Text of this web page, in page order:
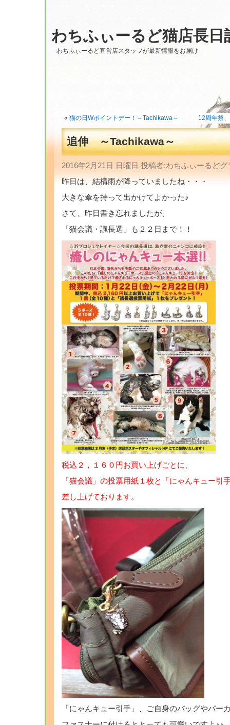
わちふぃーるど猫店長日
わちふぃーるど直営店スタッフが最新情報をお届け
« 猫の日Wポイントデー！～Tachikawa～ 12周年祭
追伸 ～Tachikawa～
2016年2月21日 日曜日 投稿者:わちふぃーるど
昨日は、結構雨が降っていましたね・・・
大きな傘を持って出かけてよかった♪
さて、昨日書き忘れましたが、
「猫会議・議長選」も２２日まで！！
税込２，１６０円お買い上げごとに
「猫会議」の投票用紙１枚と「にゃんキュー引
差し上げております。
「にゃんキュー引手」、ご自身のバッグやパー